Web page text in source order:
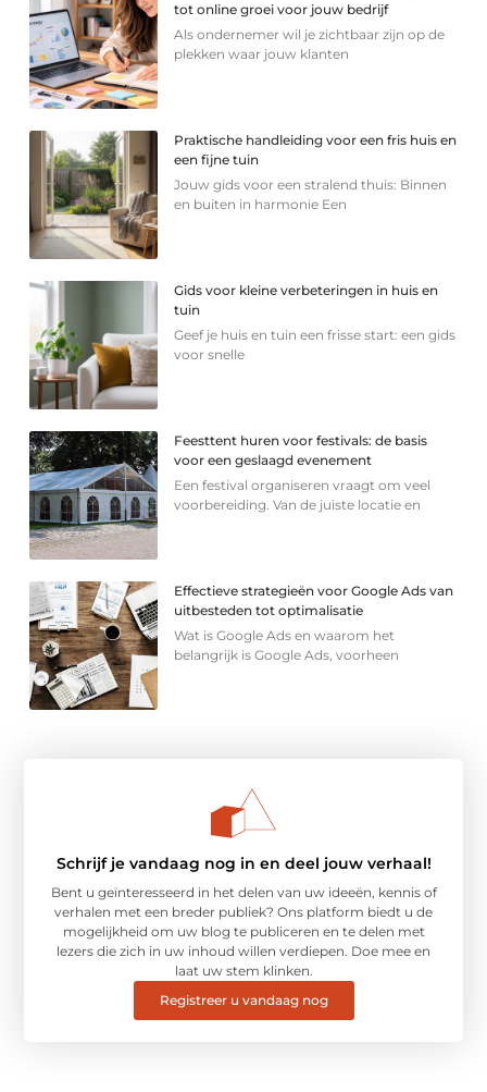
tot online groei voor jouw bedrijf
Als ondernemer wil je zichtbaar zijn op de
plekken waar jouw klanten
Praktische handleiding voor een fris huis en
een fijne tuin
Jouw gids voor een stralend thuis: Binnen
en buiten in harmonie Een
Gids voor kleine verbeteringen in huis en
tuin
Geef je huis en tuin een frisse start: een gids
voor snelle
Feesttent huren voor festivals: de basis
voor een geslaagd evenement
Een festival organiseren vraagt om veel
voorbereiding. Van de juiste locatie en
Effectieve strategieën voor Google Ads van
uitbesteden tot optimalisatie
Wat is Google Ads en waarom het
belangrijk is Google Ads, voorheen
Schrijf je vandaag nog in en deel jouw verhaal!
Bent u geïnteresseerd in het delen van uw ideeën, kennis of
verhalen met een breder publiek? Ons platform biedt u de
mogelijkheid om uw blog te publiceren en te delen met
lezers die zich in uw inhoud willen verdiepen. Doe mee en
laat uw stem klinken.
Registreer u vandaag nog